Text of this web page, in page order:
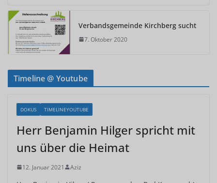
Verbandsgemeinde Kirchberg sucht
7. Oktober 2020
Timeline @ Youtube
DOKUS TIMELINEYOUTUBE
Herr Benjamin Hilger spricht mit
uns über die Heimat
12. Januar 2021 Aziz